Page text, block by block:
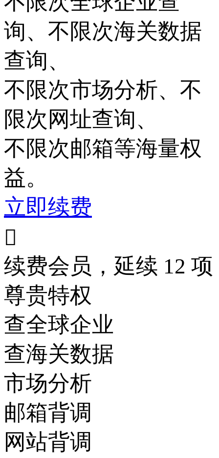
询、 不限次海关数据
查询、
不限次市场分析、 不
限次 网址查询、
不限次邮箱等海量权
益。
立即续费

续费会员，延续 12 项
尊贵特权
查全球企业
查海关数据
市场分析
邮箱背调
网站背调